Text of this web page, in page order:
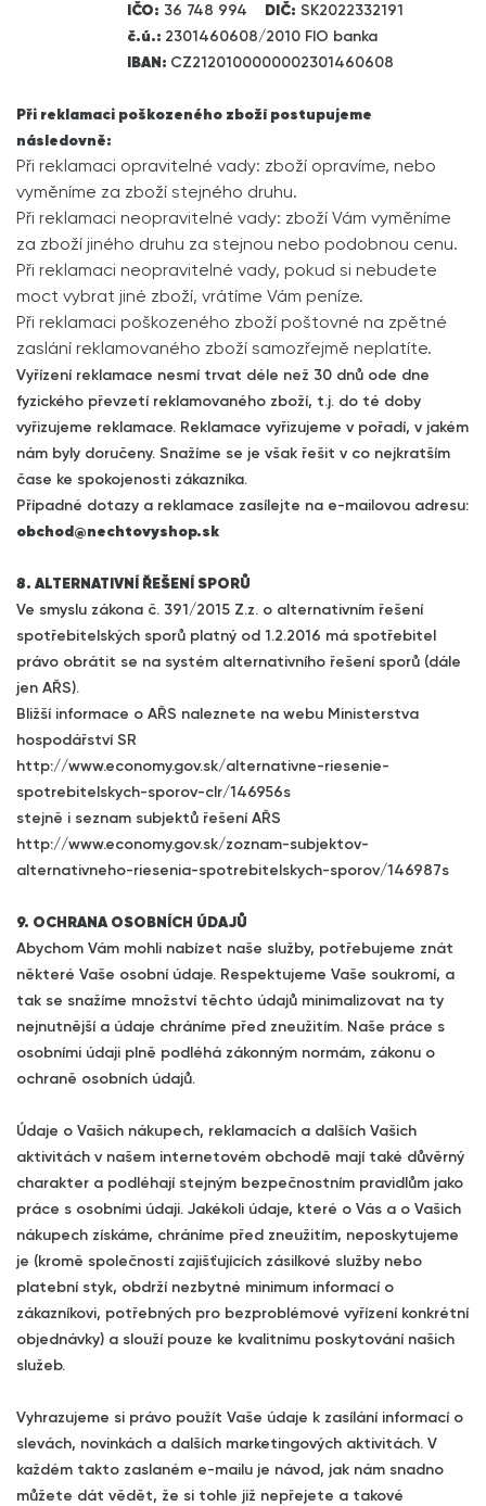
IČO: 36 748 994 DIČ: SK2022332191
č.ú.: 2301460608/2010 FIO banka
IBAN: CZ2120100000002301460608
Při reklamaci poškozeného zboží postupujeme
následovně:
Při reklamaci opravitelné vady: zboží opravíme, nebo
vyměníme za zboží stejného druhu.
Při reklamaci neopravitelné vady: zboží Vám vyměníme
za zboží jiného druhu za stejnou nebo podobnou cenu.
Při reklamaci neopravitelné vady, pokud si nebudete
moct vybrat jiné zboží, vrátíme Vám peníze.
Při reklamaci poškozeného zboží poštovné na zpětné
zaslání reklamovaného zboží samozřejmě neplatíte.
Vyřízení reklamace nesmí trvat déle než 30 dnů ode dne
fyzického převzetí reklamovaného zboží, t.j. do té doby
vyřizujeme reklamace. Reklamace vyřizujeme v pořadí, v jakém
nám byly doručeny. Snažíme se je však řešit v co nejkratším
čase ke spokojenosti zákazníka.
Případné dotazy a reklamace zasílejte na e-mailovou adresu:
obchod@nechtovyshop.sk
8. ALTERNATIVNÍ ŘEŠENÍ SPORŮ
Ve smyslu zákona č. 391/2015 Z.z. o alternativním řešení
spotřebitelských sporů platný od 1.2.2016 má spotřebitel
právo obrátit se na systém alternativního řešení sporů (dále
jen AŘS).
Bližší informace o AŘS naleznete na webu Ministerstva
hospodářství SR
http://www.economy.gov.sk/alternativne-riesenie-
spotrebitelskych-sporov-clr/146956s
stejně i seznam subjektů řešení AŘS
http://www.economy.gov.sk/zoznam-subjektov-
alternativneho-riesenia-spotrebitelskych-sporov/146987s
9. OCHRANA OSOBNÍCH ÚDAJŮ
Abychom Vám mohli nabízet naše služby, potřebujeme znát
některé Vaše osobní údaje. Respektujeme Vaše soukromí, a
tak se snažíme množství těchto údajů minimalizovat na ty
nejnutnější a údaje chráníme před zneužitím. Naše práce s
osobními údaji plně podléhá zákonným normám, zákonu o
ochraně osobních údajů.
Údaje o Vašich nákupech, reklamacích a dalších Vašich
aktivitách v našem internetovém obchodě mají také důvěrný
charakter a podléhají stejným bezpečnostním pravidlům jako
práce s osobními údaji. Jakékoli údaje, které o Vás a o Vašich
nákupech získáme, chráníme před zneužitím, neposkytujeme
je (kromě společností zajišťujících zásilkové služby nebo
platební styk, obdrží nezbytné minimum informací o
zákazníkovi, potřebných pro bezproblémové vyřízení konkrétní
objednávky) a slouží pouze ke kvalitnímu poskytování našich
služeb.
Vyhrazujeme si právo použít Vaše údaje k zasílání informací o
slevách, novinkách a dalších marketingových aktivitách. V
každém takto zaslaném e-mailu je návod, jak nám snadno
můžete dát vědět, že si tohle již nepřejete a takové